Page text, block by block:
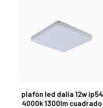
plafón led dalia 12w ip54
4000k 1300lm cuadrado